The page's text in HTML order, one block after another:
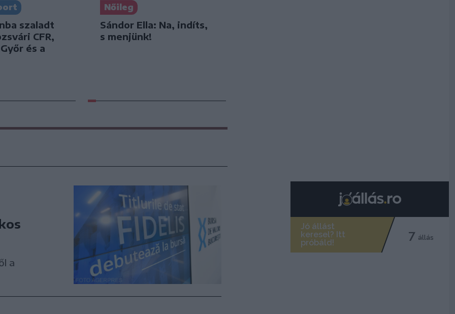
szaladt
CFR,
és a
Nőileg
Sándor Ella: Na, indíts,
s menjünk!
a